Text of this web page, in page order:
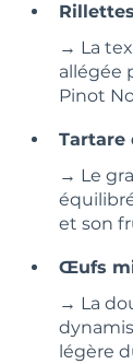
→ La
allégée
Pinot
Tartare
→ Le
et son
Œufs
→ La
légère